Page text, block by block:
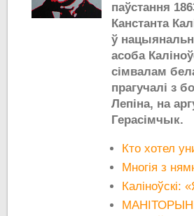
паўстання
Канстанта
ў
асоба
сімвалам
прагучалі з
Лепіна, на
Герасімчык.
Кто хотел
Многія з
Каліноўскі: